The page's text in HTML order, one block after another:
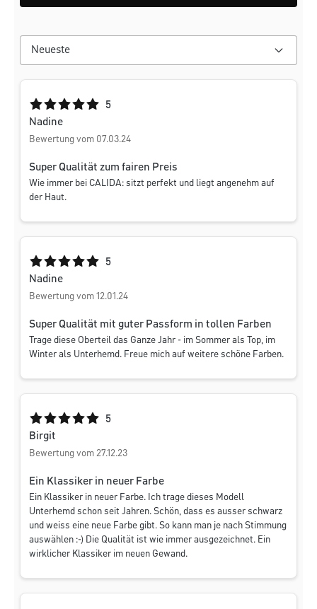
Durchschnittliche Bewertung von 5 von 5 Sternen
5
Nadine
Bewertung vom 07.03.24
Super Qualität zum fairen Preis
Wie immer bei CALIDA: sitzt perfekt und liegt angenehm auf
der Haut.
Durchschnittliche Bewertung von 5 von 5 Sternen
5
Nadine
Bewertung vom 12.01.24
Super Qualität mit guter Passform in tollen Farben
Trage diese Oberteil das Ganze Jahr - im Sommer als Top, im
Winter als Unterhemd. Freue mich auf weitere schöne Farben.
Durchschnittliche Bewertung von 5 von 5 Sternen
5
Birgit
Bewertung vom 27.12.23
Ein Klassiker in neuer Farbe
Ein Klassiker in neuer Farbe. Ich trage dieses Modell
Unterhemd schon seit Jahren. Schön, dass es ausser schwarz
und weiss eine neue Farbe gibt. So kann man je nach Stimmung
auswählen :-) Die Qualität ist wie immer ausgezeichnet. Ein
wirklicher Klassiker im neuen Gewand.